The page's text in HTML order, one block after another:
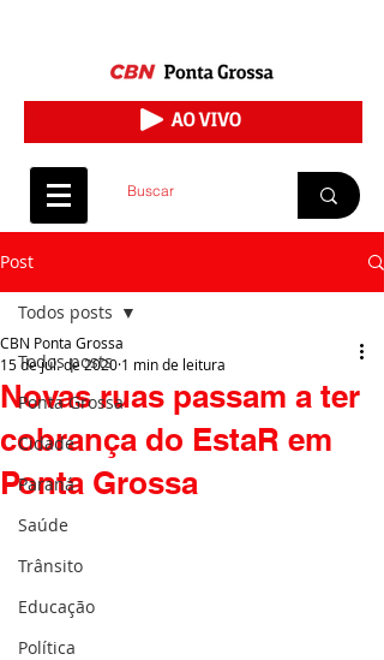
Post
Todos posts
Ponta Grossa
Cidade
Paraná
Saúde
Trânsito
Educação
Política
Todos posts
Novas ruas passam a ter
cobrança do EstaR em
Ponta Grossa
CBN Ponta Grossa
15 de jul. de 2020 1 min de leitura